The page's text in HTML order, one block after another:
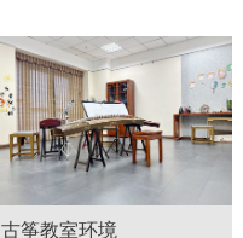
古筝教室环境